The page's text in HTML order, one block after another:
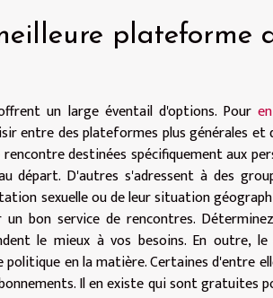
plateforme
un large éventail d'options. Pour
entre des plateformes plus générales et
destinées spécifiquement aux
départ. D'autres s'adressent à des
sexuelle ou de leur situation
bon service de rencontres.
le mieux à vos besoins. En outre,
en la matière. Certaines d'entre
Il en existe qui sont gratuites